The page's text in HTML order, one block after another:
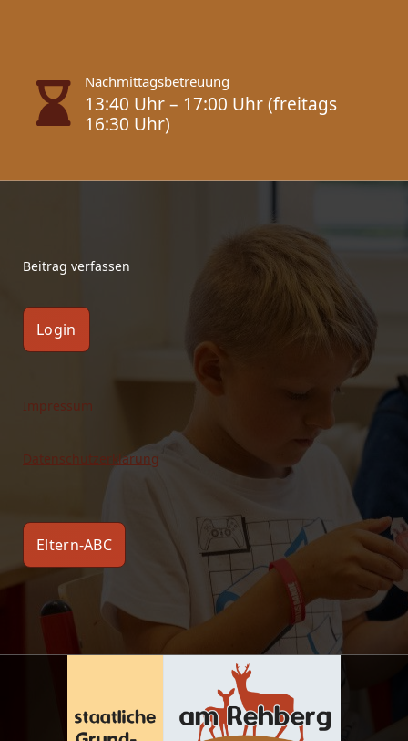
Nachmittagsbetreuung
13:40 Uhr – 17:00 Uhr (freitags
16:30 Uhr)
Beitrag verfassen
Login
Impressum
Datenschutzerklärung
Eltern-ABC